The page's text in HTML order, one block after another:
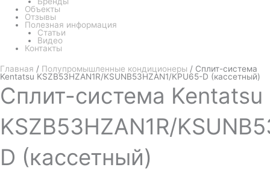
Объекты
Отзывы
Полезная информация
Статьи
Видео
Контакты
Главная / Полупромышленные кондиционеры / Сплит-система
Kentatsu KSZB53HZAN1R/KSUNB53HZAN1/KPU65-D (кассетный)
Сплит-система Kentatsu
KSZB53HZAN1R/
D (кассетный)